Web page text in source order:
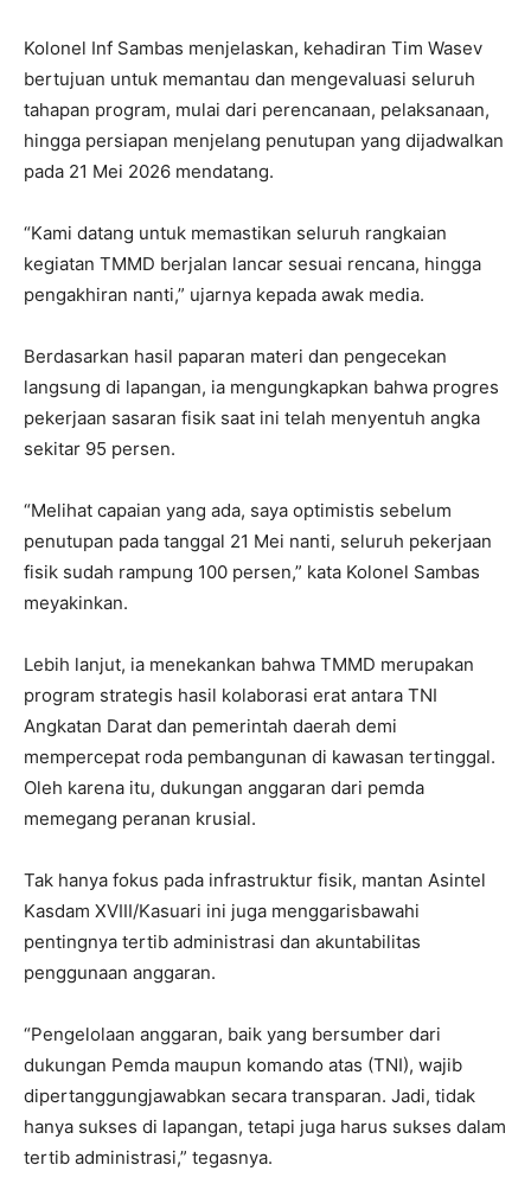
Kolonel Inf Sambas menjelaskan, kehadiran Tim Wasev
bertujuan untuk memantau dan mengevaluasi seluruh
tahapan program, mulai dari perencanaan, pelaksanaan,
hingga persiapan menjelang penutupan yang dijadwalkan
pada 21 Mei 2026 mendatang.
“Kami datang untuk memastikan seluruh rangkaian
kegiatan TMMD berjalan lancar sesuai rencana, hingga
pengakhiran nanti,” ujarnya kepada awak media.
Berdasarkan hasil paparan materi dan pengecekan
langsung di lapangan, ia mengungkapkan bahwa progres
pekerjaan sasaran fisik saat ini telah menyentuh angka
sekitar 95 persen.
“Melihat capaian yang ada, saya optimistis sebelum
penutupan pada tanggal 21 Mei nanti, seluruh pekerjaan
fisik sudah rampung 100 persen,” kata Kolonel Sambas
meyakinkan.
Lebih lanjut, ia menekankan bahwa TMMD merupakan
program strategis hasil kolaborasi erat antara TNI
Angkatan Darat dan pemerintah daerah demi
mempercepat roda pembangunan di kawasan tertinggal.
Oleh karena itu, dukungan anggaran dari pemda
memegang peranan krusial.
Tak hanya fokus pada infrastruktur fisik, mantan Asintel
Kasdam XVIII/Kasuari ini juga menggarisbawahi
pentingnya tertib administrasi dan akuntabilitas
penggunaan anggaran.
“Pengelolaan anggaran, baik yang bersumber dari
dukungan Pemda maupun komando atas (TNI), wajib
dipertanggungjawabkan secara transparan. Jadi, tidak
hanya sukses di lapangan, tetapi juga harus sukses dalam
tertib administrasi,” tegasnya.